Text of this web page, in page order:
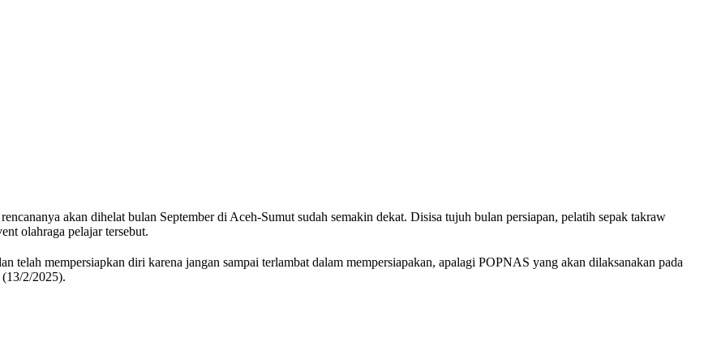
akan dihelat bulan September di Aceh-Sumut sudah semakin dekat. Disisa tujuh bulan persiapan, pelatih sepak takraw
olahraga pelajar tersebut.
telah mempersiapkan diri karena jangan sampai terlambat dalam mempersiapakan, apalagi POPNAS yang akan dilaksanakan pada
2/2025).